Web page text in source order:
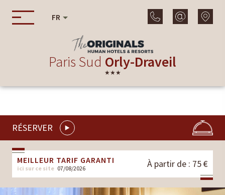
FR
Paris Sud Orly-Draveil
★★★
RÉSERVER
MEILLEUR TARIF GARANTI
ici sur ce site 07/08/2026 À partir de : 75 €